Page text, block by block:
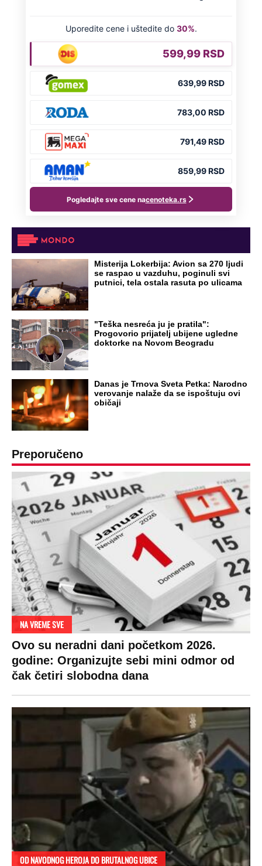
Misterija Lokerbija: Avion sa 270 ljudi
se raspao u vazduhu, poginuli svi
putnici, tela ostala rasuta po ulicama
"Teška nesreća ju je pratila":
Progovorio prijatelj ubijene ugledne
doktorke na Novom Beogradu
Danas je Trnova Sveta Petka: Narodno
verovanje nalaže da se ispoštuju ovi
običaji
Preporučeno
NA VREME SVE
Ovo su neradni dani početkom 2026.
godine: Organizujte sebi mini odmor od
čak četiri slobodna dana
OD NAVODNOG HEROJA DO BRUTALNOG UBICE